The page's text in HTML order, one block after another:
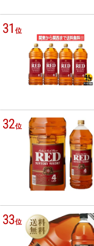
31位
32位
33位